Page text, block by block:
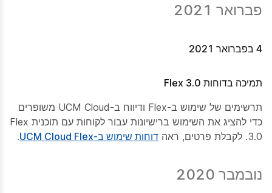
פברואר 2021
4 בפברואר 2021
תמיכה בדוחות Flex 3.0
תרשימים של שימוש ב-Flex ודיווח ב-UCM Cloud משופרים
כדי להציג את השימוש ברישיונות עבור לקוחות עם תוכנית Flex
3.0. לקבלת פרטים, ראה
דוחות שימוש ב-UCM Cloud Flex .
נובמבר 2020